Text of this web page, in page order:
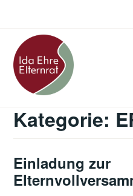
springen
Kategorie:
Einladung zur